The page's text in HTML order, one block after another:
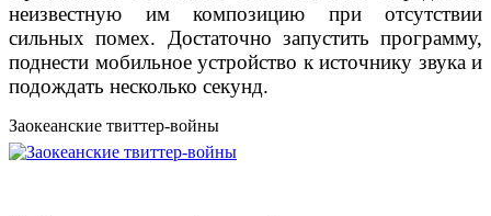
неизвестную им композицию при отсутствии
сильных помех. Достаточно запустить программу,
поднести мобильное устройство к источнику звука и
подождать несколько секунд.
Заокеанские твиттер-войны